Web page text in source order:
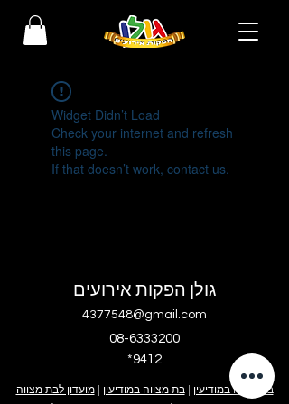
Widget Didn’t Load
Check your internet and refresh
this page.
If that doesn’t work, contact us.
גולן הפקות אירועים
4377548@gmail.com
08-6333200
בר מצווה במודיעין |בת מצווה במודיעין |מועדון לבת מצווה
*9412